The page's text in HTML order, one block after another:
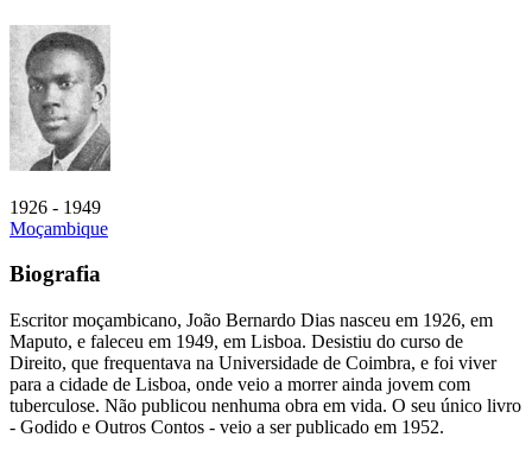
1926 - 1949
Moçambique
Biografia
Escritor moçambicano, João Bernardo Dias nasceu em 1926, em
Maputo, e faleceu em 1949, em Lisboa. Desistiu do curso de
Direito, que frequentava na Universidade de Coimbra, e foi viver
para a cidade de Lisboa, onde veio a morrer ainda jovem com
tuberculose. Não publicou nenhuma obra em vida. O seu único livro
- Godido e Outros Contos - veio a ser publicado em 1952.